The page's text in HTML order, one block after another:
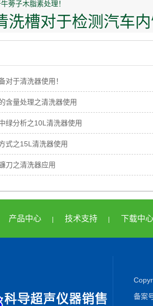
蒡子木脂素处理！
洗槽对于检测汽车
对于清洗器使用！
含量处理之清洗器使用
绿分析之10L清洗器使用
式之15L清洗器使用
刀之清洗器应用
产品中心 技术支持 下载中心
备案